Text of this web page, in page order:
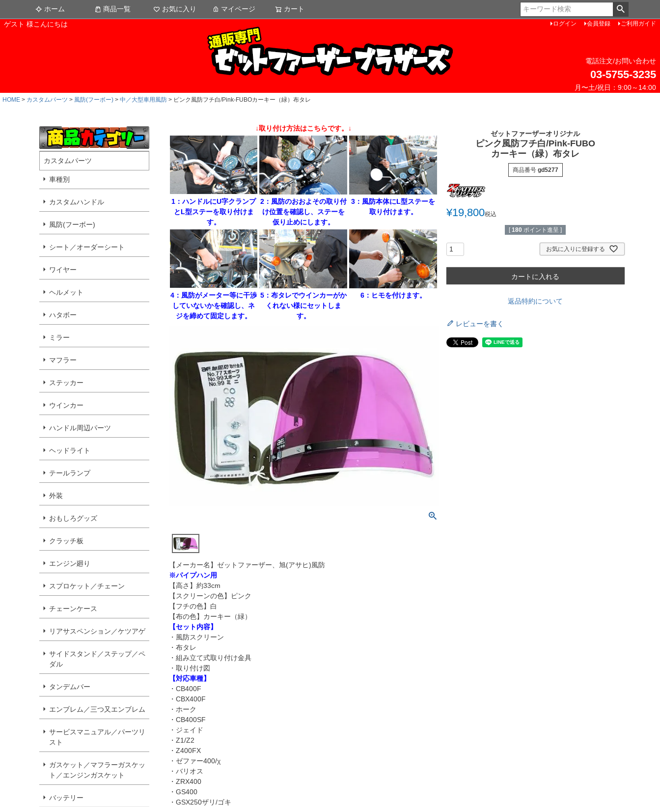
ホーム 商品一覧 お気に入り マイページ カート
ゲスト 様こんにちは
ログイン 会員登録 ご利用ガイド
電話注文/お問い合わせ
03-5755-3235
月〜土/祝日：9:00～14:00
HOME カスタムパーツ 風防(フーボー) 中／大型車用風防 ピンク風防フチ白/Pink-FUBOカーキー（緑）布タレ
カスタムパーツ
車種別
カスタムハンドル
風防(フーボー)
シート／オーダーシート
ワイヤー
ヘルメット
ハタボー
ミラー
マフラー
ステッカー
ウインカー
ハンドル周辺パーツ
ヘッドライト
テールランプ
外装
おもしろグッズ
クラッチ板
エンジン廻り
スプロケット／チェーン
チェーンケース
リアサスペンション／ケツアゲ
サイドスタンド／ステップ／ペ
ダル
タンデムバー
エンブレム／三つ又エンブレム
サービスマニュアル／パーツリ
スト
ガスケット／マフラーガスケッ
ト／エンジンガスケット
バッテリー
↓取り付け方法はこちらです。↓
1：ハンドルにU字クランプ
とL型ステーを取り付けま
す。
2：風防のおおよその取り付
け位置を確認し、ステーを
仮り止めにします。
3：風防本体にL型ステーを
取り付けます。
4：風防がメーター等に干渉
していないかを確認し、ネ
ジを締めて固定します。
5：布タレでウインカーがか
くれない様にセットしま
す。
6：ヒモを付けます。
【メーカー名】ゼットファーザー、旭(アサヒ)風防
※パイプハン用
【高さ】約33cm
【スクリーンの色】ピンク
【フチの色】白
【布の色】カーキー（緑）
【セット内容】
・風防スクリーン
・布タレ
・組み立て式取り付け金具
・取り付け図
【対応車種】
・CB400F
・CBX400F
・ホーク
・CB400SF
・ジェイド
・Z1/Z2
・Z400FX
・ゼファー400/χ
・バリオス
・ZRX400
・GS400
・GSX250ザリ/ゴキ
ゼットファーザーオリジナル
ピンク風防フチ白/Pink-FUBO
カーキー（緑）布タレ
商品番号 gd5277
¥19,800税込
[ 180 ポイント進呈 ]
お気に入りに登録する
カートに入れる
返品特約について
レビューを書く
ペー
ジト
ップ